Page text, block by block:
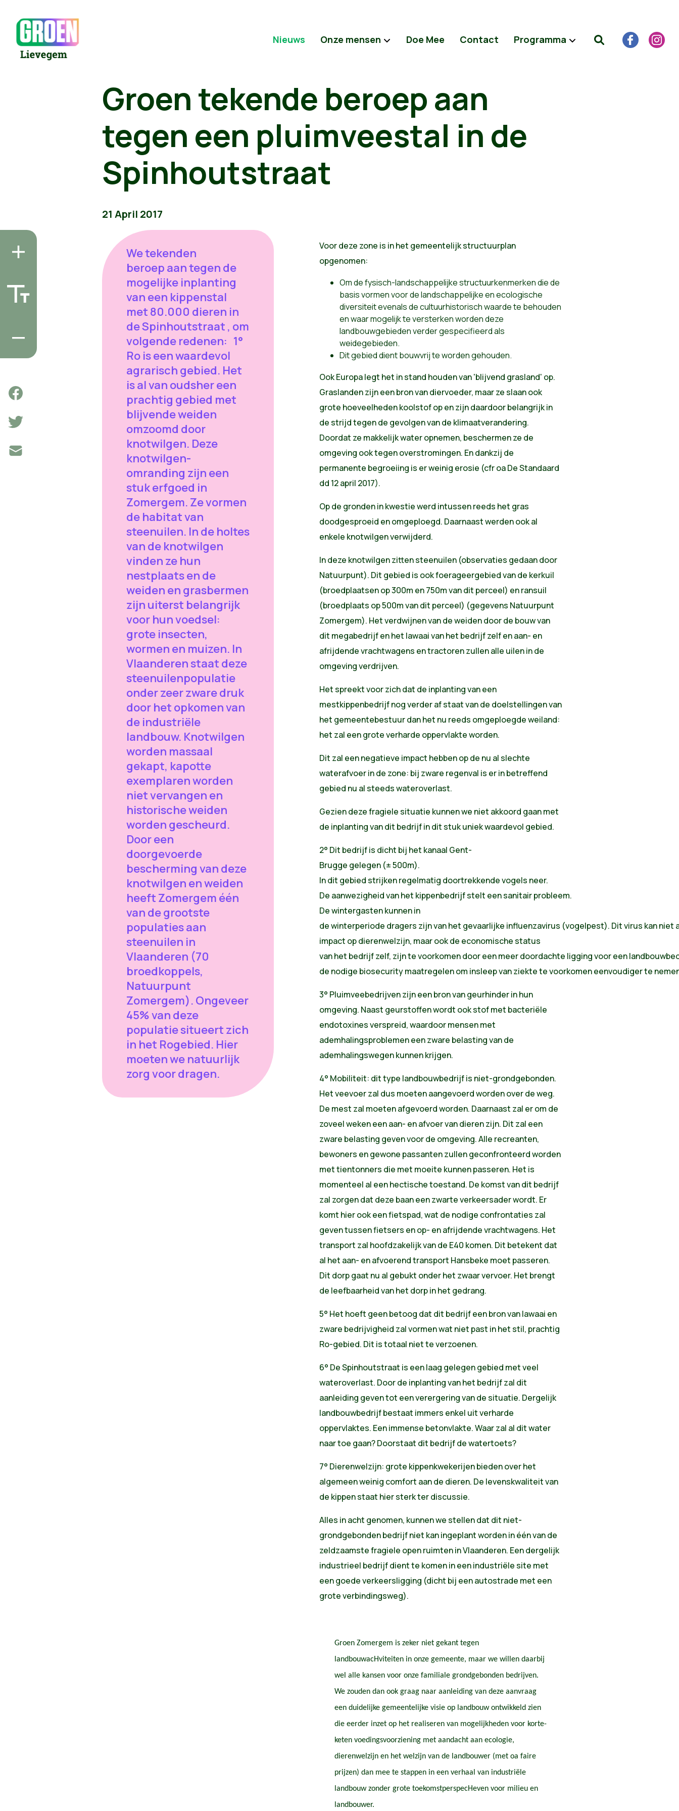
Nieuws Onze mensen Doe Mee Contact Programma
Groen tekende beroep aan
tegen een pluimveestal in de
Spinhoutstraat
21 April 2017
We tekenden
beroep aan tegen de
mogelijke inplanting
van een kippenstal
met 80.000 dieren in
de Spinhoutstraat , om
volgende redenen: 1°
Ro is een waardevol
agrarisch gebied. Het
is al van oudsher een
prachtig gebied met
blijvende weiden
omzoomd door
knotwilgen. Deze
knotwilgen-
omranding zijn een
stuk erfgoed in
Zomergem. Ze vormen
de habitat van
steenuilen. In de holtes
van de knotwilgen
vinden ze hun
nestplaats en de
weiden en grasbermen
zijn uiterst belangrijk
voor hun voedsel:
grote insecten,
wormen en muizen. In
Vlaanderen staat deze
steenuilenpopulatie
onder zeer zware druk
door het opkomen van
de industriële
landbouw. Knotwilgen
worden massaal
gekapt, kapotte
exemplaren worden
niet vervangen en
historische weiden
worden gescheurd.
Door een
doorgevoerde
bescherming van deze
knotwilgen en weiden
heeft Zomergem één
van de grootste
populaties aan
steenuilen in
Vlaanderen (70
broedkoppels,
Natuurpunt
Zomergem). Ongeveer
45% van deze
populatie situeert zich
in het Rogebied. Hier
moeten we natuurlijk
zorg voor dragen.
Voor deze zone is in het gemeentelijk structuurplan
opgenomen:
Om de fysisch-landschappelijke structuurkenmerken die de
basis vormen voor de landschappelijke en ecologische
diversiteit evenals de cultuurhistorisch waarde te behouden
en waar mogelijk te versterken worden deze
landbouwgebieden verder gespecifieerd als
weidegebieden.
Dit gebied dient bouwvrij te worden gehouden.
Ook Europa legt het in stand houden van 'blijvend grasland' op.
Graslanden zijn een bron van diervoeder, maar ze slaan ook
grote hoeveelheden koolstof op en zijn daardoor belangrijk in
de strijd tegen de gevolgen van de klimaatverandering.
Doordat ze makkelijk water opnemen, beschermen ze de
omgeving ook tegen overstromingen. En dankzij de
permanente begroeiing is er weinig erosie (cfr oa De Standaard
dd 12 april 2017).
Op de gronden in kwestie werd intussen reeds het gras
doodgesproeid en omgeploegd. Daarnaast werden ook al
enkele knotwilgen verwijderd.
In deze knotwilgen zitten steenuilen (observaties gedaan door
Natuurpunt). Dit gebied is ook foerageergebied van de kerkuil
(broedplaatsen op 300m en 750m van dit perceel) en ransuil
(broedplaats op 500m van dit perceel) (gegevens Natuurpunt
Zomergem). Het verdwijnen van de weiden door de bouw van
dit megabedrijf en het lawaai van het bedrijf zelf en aan- en
afrijdende vrachtwagens en tractoren zullen alle uilen in de
omgeving verdrijven.
Het spreekt voor zich dat de inplanting van een
mestkippenbedrijf nog verder af staat van de doelstellingen van
het gemeentebestuur dan het nu reeds omgeploegde weiland:
het zal een grote verharde oppervlakte worden.
Dit zal een negatieve impact hebben op de nu al slechte
waterafvoer in de zone: bij zware regenval is er in betreffend
gebied nu al steeds wateroverlast.
Gezien deze fragiele situatie kunnen we niet akkoord gaan met
de inplanting van dit bedrijf in dit stuk uniek waardevol gebied.
2° Dit bedrijf is dicht bij het kanaal Gent-
Brugge gelegen (± 500m).
In dit gebied strijken regelmatig doortrekkende vogels neer.
De aanwezigheid van het kippenbedrijf stelt een sanitair probleem.
De wintergasten kunnen in
de winterperiode dragers zijn van het gevaarlijke influenzavirus (vogelpest). Dit virus kan
impact op dierenwelzijn, maar ook de economische status
van het bedrijf zelf, zijn te voorkomen door een meer doordachte ligging voor een
de nodige biosecurity maatregelen om insleep van ziekte te voorkomen eenvoudiger te
3° Pluimveebedrijven zijn een bron van geurhinder in hun
omgeving. Naast geurstoffen wordt ook stof met bacteriële
endotoxines verspreid, waardoor mensen met
ademhalingsproblemen een zware belasting van de
ademhalingswegen kunnen krijgen.
4° Mobiliteit: dit type landbouwbedrijf is niet-grondgebonden.
Het veevoer zal dus moeten aangevoerd worden over de weg.
De mest zal moeten afgevoerd worden. Daarnaast zal er om de
zoveel weken een aan- en afvoer van dieren zijn. Dit zal een
zware belasting geven voor de omgeving. Alle recreanten,
bewoners en gewone passanten zullen geconfronteerd worden
met tientonners die met moeite kunnen passeren. Het is
momenteel al een hectische toestand. De komst van dit bedrijf
zal zorgen dat deze baan een zwarte verkeersader wordt. Er
komt hier ook een fietspad, wat de nodige confrontaties zal
geven tussen fietsers en op- en afrijdende vrachtwagens. Het
transport zal hoofdzakelijk van de E40 komen. Dit betekent dat
al het aan- en afvoerend transport Hansbeke moet passeren.
Dit dorp gaat nu al gebukt onder het zwaar vervoer. Het brengt
de leefbaarheid van het dorp in het gedrang.
5° Het hoeft geen betoog dat dit bedrijf een bron van lawaai en
zware bedrijvigheid zal vormen wat niet past in het stil, prachtig
Ro-gebied. Dit is totaal niet te verzoenen.
6° De Spinhoutstraat is een laag gelegen gebied met veel
wateroverlast. Door de inplanting van het bedrijf zal dit
aanleiding geven tot een verergering van de situatie. Dergelijk
landbouwbedrijf bestaat immers enkel uit verharde
oppervlaktes. Een immense betonvlakte. Waar zal al dit water
naar toe gaan? Doorstaat dit bedrijf de watertoets?
7° Dierenwelzijn: grote kippenkwekerijen bieden over het
algemeen weinig comfort aan de dieren. De levenskwaliteit van
de kippen staat hier sterk ter discussie.
Alles in acht genomen, kunnen we stellen dat dit niet-
grondgebonden bedrijf niet kan ingeplant worden in één van de
zeldzaamste fragiele open ruimten in Vlaanderen. Een dergelijk
industrieel bedrijf dient te komen in een industriële site met
een goede verkeersligging (dicht bij een autostrade met een
grote verbindingsweg).
Groen Zomergem is zeker niet gekant tegen
landbouwacHviteiten in onze gemeente, maar we willen daarbij
wel alle kansen voor onze familiale grondgebonden bedrijven.
We zouden dan ook graag naar aanleiding van deze aanvraag
een duidelijke gemeentelijke visie op landbouw ontwikkeld zien
die eerder inzet op het realiseren van mogelijkheden voor korte-
keten voedingsvoorziening met aandacht aan ecologie,
dierenwelzijn en het welzijn van de landbouwer (met oa faire
prijzen) dan mee te stappen in een verhaal van industriële
landbouw zonder grote toekomstperspecHeven voor milieu en
landbouwer.